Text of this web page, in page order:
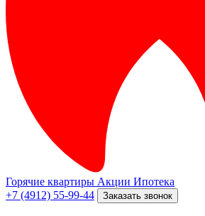
Горячие квартиры Акции Ипотека
+7 (4912) 55-99-44
Заказать звонок